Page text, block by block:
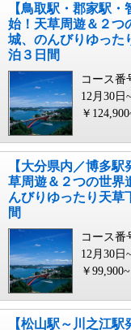
【鳥取駅・郡家駅
始！天草周遊＆２つ
城、のんびりゆった
泊３日間
コース番
12月30日
￥
【大分県内／博多
草周遊＆２つの世界
んびりゆったり天草
間
コース番
12月30日
￥
【松山駅～川之江